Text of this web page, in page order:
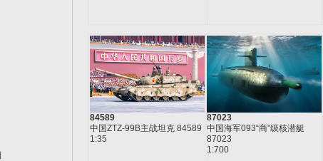
84589
中国ZTZ-99B主战坦克 84589
1:35
87023
中国海军093“商”级核潜艇
87023
1:700